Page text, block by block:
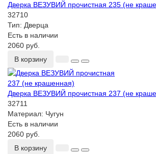
Дверка ВЕЗУВИЙ прочистная 235 (не
32710
Тип: Дверца
Есть в наличии
2060 руб.
В корзину
Дверка ВЕЗУВИЙ прочистная 237 (не
32711
Материал: Чугун
Есть в наличии
2060 руб.
В корзину